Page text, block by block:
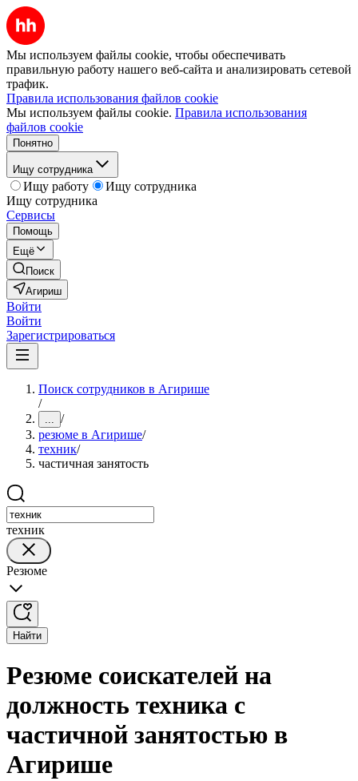
Мы используем файлы cookie, чтобы обеспечивать
правильную работу нашего веб-сайта и анализировать сетевой
трафик.
Правила использования файлов cookie
Мы используем файлы cookie. Правила использования
файлов cookie
Понятно
Ищу сотрудника
Ищу работу
Ищу сотрудника
Ищу сотрудника
Сервисы
Помощь
Ещё
Поиск
Агириш
Войти
Войти
Зарегистрироваться
Поиск сотрудников в Агирише
/
... /
резюме в Агирише/
техник/
частичная занятость
техник
Резюме
Найти
Резюме соискателей на
должность техника с
частичной занятостью в
Агирише